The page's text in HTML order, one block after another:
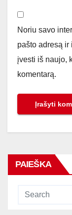
Noriu savo
pašto adresą ir
įvesti iš naujo,
komentarą.
PAIEŠKA